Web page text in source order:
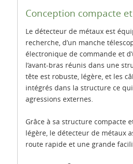
Conception compacte
Le détecteur de métaux est
recherche, d’un manche
électronique de commande et
l’avant-bras réunis dans une
tête est robuste, légère, et les
intégrés dans la structure ce
agressions externes.
Grâce à sa structure compacte
légère, le détecteur de métaux
route rapide et une grande